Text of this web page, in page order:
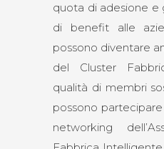
quota di adesione e
di benefit alle
possono diventare
del Cluster
qualità di membri
possono
networking